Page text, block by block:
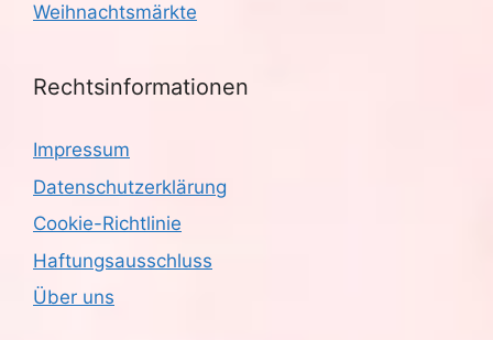
Weihnachtsmärkte
Rechtsinformationen
Impressum
Datenschutzerklärung
Cookie-Richtlinie
Haftungsausschluss
Über uns